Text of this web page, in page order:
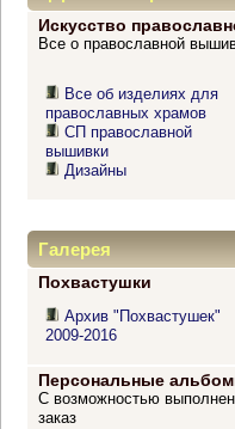
Искусство
Все о православной
Все об изделиях для
православных храмов
СП православной
вышивки
Дизайны
Галерея
Похвастушки
Архив "Похвастушек"
2009-2016
Персональные
С возможностью
заказ